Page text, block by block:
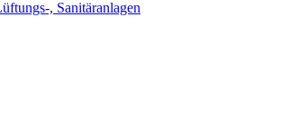
, Sanitäranlagen